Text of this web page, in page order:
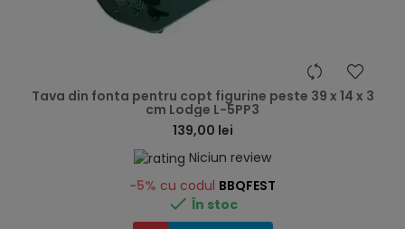
Tava din fonta pentru copt figurine peste 39 x 14 x 3
cm Lodge L-5PP3
139,00 lei
Niciun review
-5% cu codul BBQFEST
 În stoc